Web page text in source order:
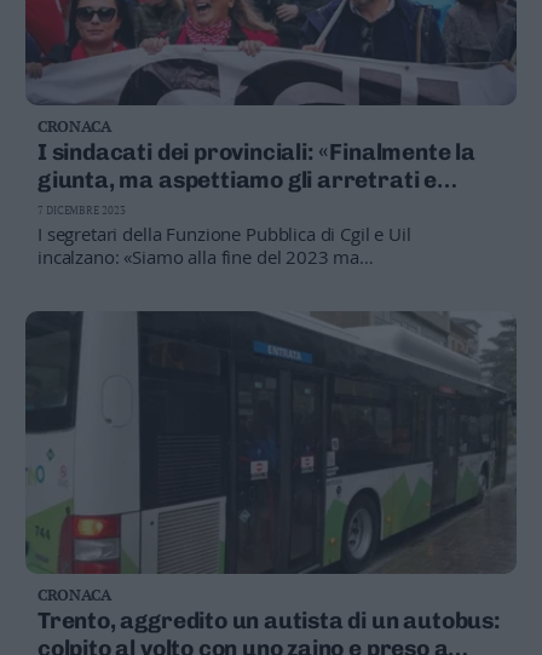
CRONACA
I sindacati dei provinciali: «Finalmente la
giunta, ma aspettiamo gli arretrati e
l’avvio delle trattative»
I segretari della Funzione Pubblica di Cgil e Uil
incalzano: «Siamo alla fine del 2023 ma
7 DICEMBRE 2023
CRONACA
Trento, aggredito un autista di un autobus:
colpito al volto con uno zaino e preso a